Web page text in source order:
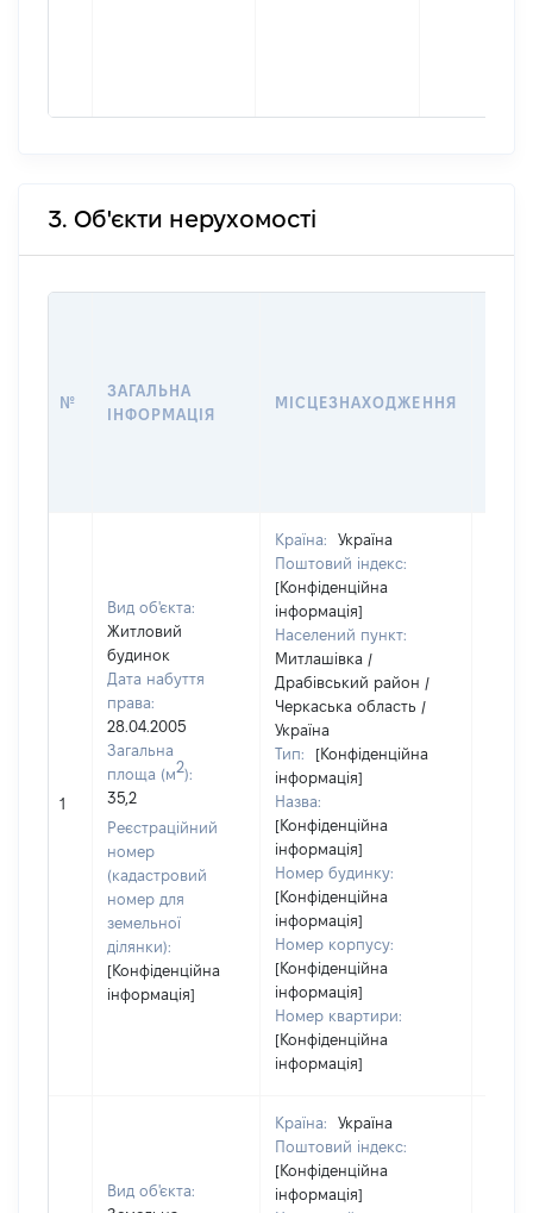
3. Об'єкти нерухомості
№
ЗАГАЛЬНА
ІНФОРМАЦІЯ
МІСЦЕЗНАХОДЖЕННЯ
1
Вид об'єкта:
Житловий
будинок
Дата набуття
права:
28.04.2005
Загальна
площа (м2):
35,2
Реєстраційний
номер
(кадастровий
номер для
земельної
ділянки):
[Конфіденційна
інформація]
Країна:
Україна
Поштовий індекс:
[Конфіденційна
інформація]
Населений пункт:
Митлашівка /
Драбівський район /
Черкаська область /
Україна
Тип:
[Конфіденційна
інформація]
Назва:
[Конфіденційна
інформація]
Номер будинку:
[Конфіденційна
інформація]
Номер корпусу:
[Конфіденційна
інформація]
Номер квартири:
[Конфіденційна
інформація]
Вид об'єкта:
Країна:
Україна
Поштовий індекс:
[Конфіденційна
інформація]